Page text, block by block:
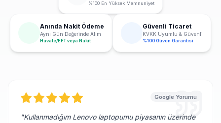
%100 En Yüksek Memnuniyet
Anında Nakit Ödeme
Aynı Gün Değerinde Alım
Havale/EFT veya Nakit
Güvenli Ticaret
KVKK Uyumlu & Güvenli
%100 Güven Garantisi
Google Yorumu
"Kullanmadığım Lenovo laptopumu piyasanın üzerinde